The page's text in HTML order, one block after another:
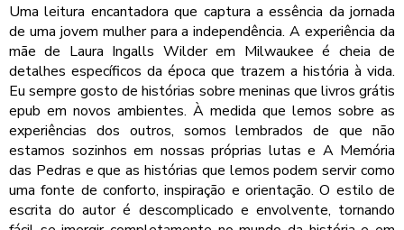
Uma leitura encantadora que captura a essência da jornada
de uma jovem mulher para a independência. A experiência da
mãe de Laura Ingalls Wilder em Milwaukee é cheia de
detalhes específicos da época que trazem a história à vida.
Eu sempre gosto de histórias sobre meninas que livros grátis
epub em novos ambientes. À medida que lemos sobre as
experiências dos outros, somos lembrados de que não
estamos sozinhos em nossas próprias lutas e A Memória
das Pedras e que as histórias que lemos podem servir como
uma fonte de conforto, inspiração e orientação. O estilo de
escrita do autor é descomplicado e envolvente, tornando